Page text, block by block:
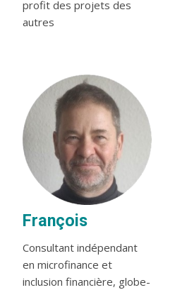
profit des projets des
autres
François
Consultant indépendant
en microfinance et
inclusion financière, globe-